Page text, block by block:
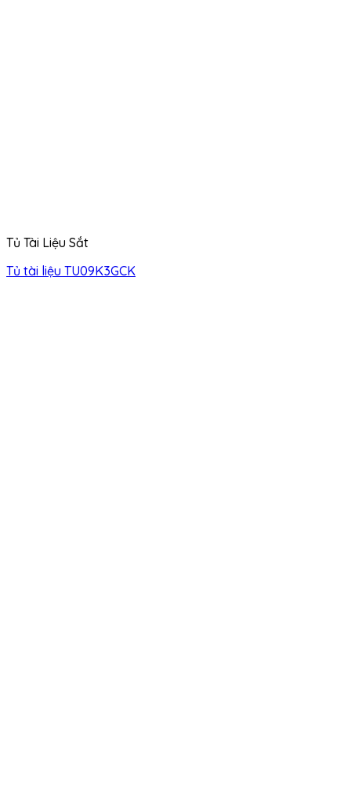
Tủ Tài Liệu Sắt
Tủ tài liệu TU09K3GCK